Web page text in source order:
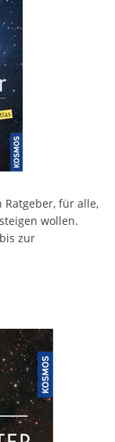
Ratgeber, für alle,
wollen.
zur